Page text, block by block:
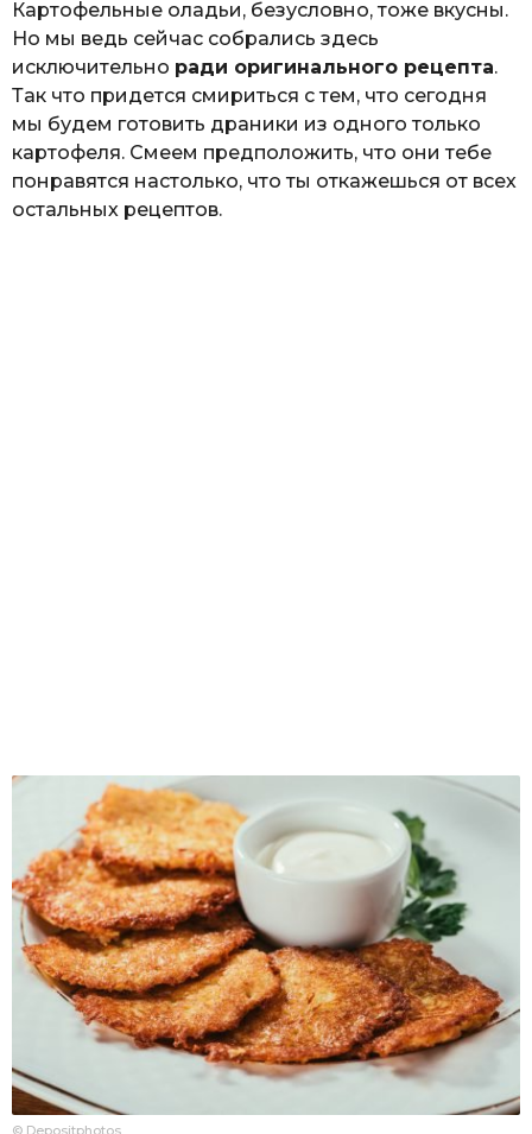
Картофельные оладьи, безусловно, тоже вкусны.
Но мы ведь сейчас собрались здесь
исключительно ради оригинального рецепта.
Так что придется смириться с тем, что сегодня
мы будем готовить драники из одного только
картофеля. Смеем предположить, что они тебе
понравятся настолько, что ты откажешься от всех
остальных рецептов.
© Depositphotos